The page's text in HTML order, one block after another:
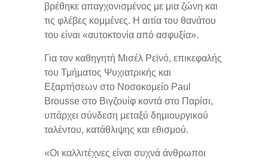
βρέθηκε απαγχονισμένος με μια ζώνη και
τις φλέβες κομμένες. Η αιτία του θανάτου
του είναι «αυτοκτονία από ασφυξία».
Για τον καθηγητή Μισέλ Ρεϊνό, επικεφαλής
του Τμήματος Ψυχιατρικής και
Εξαρτήσεων στο Νοσοκομείο Paul
Brousse στο Βιγζουίφ κοντά στο Παρίσι,
υπάρχει σύνδεση μεταξύ δημιουργικού
ταλέντου, κατάθλιψης και εθισμού.
«Οι καλλιτέχνες είναι συχνά άνθρωποι